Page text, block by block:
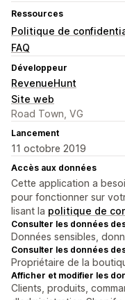
Ressources
Politique de
FAQ
Développeur
RevenueHunt
Site web
Road Town, VG
Lancement
11 octobre 2019
Accès aux données
Cette application a
pour fonctionner sur
lisant la politique de
Consulter les données
Données sensibles,
Consulter les données
Propriétaire de la
Afficher et modifier les
Clients, produits,